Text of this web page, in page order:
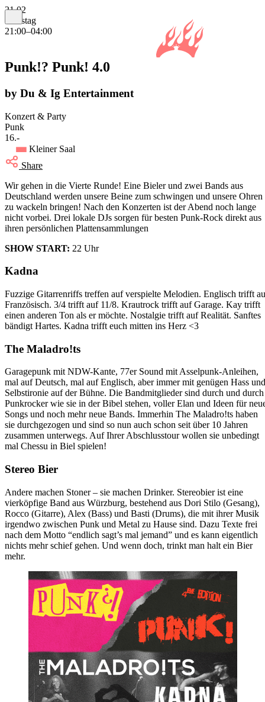
21.02
Samstag
21:00–04:00
Punk!? Punk! 4.0
by Du & Ig Entertainment
Konzert & Party
Punk
16.-
Kleiner Saal
Share
Wir gehen in die Vierte Runde! Eine Bieler und zwei Bands aus
Deutschland werden unsere Beine zum schwingen und unsere Ohren
zu wackeln bringen! Nach den Konzerten ist der Abend noch lange
nicht vorbei. Drei lokale DJs sorgen für besten Punk-Rock direkt aus
ihren persönlichen Plattensammlungen
SHOW START: 22 Uhr
Kadna
Fuzzige Gitarrenriffs treffen auf verspielte Melodien. Englisch trifft
Französisch. 3/4 trifft auf 11/8. Krautrock trifft auf Garage. Kay trifft
einen anderen Ton als er möchte. Nostalgie trifft auf Realität. Sanftes
bändigt Hartes. Kadna trifft euch mitten ins Herz <3
The Maladro!ts
Garagepunk mit NDW-Kante, 77er Sound mit Asselpunk-Anleihen,
mal auf Deutsch, mal auf Englisch, aber immer mit genügen Hass und
Selbstironie auf der Bühne. Die Bandmitglieder sind durch und durch
Punkrocker wie sie in der Bibel stehen, voller Elan und Ideen für
Songs und noch mehr neue Bands. Immerhin The Maladro!ts haben
sie durchgezogen und sind so nun auch schon seit über 10 Jahren
zusammen unterwegs. Auf Ihrer Abschlusstour wollen sie unbedingt
mal Chessu in Biel spielen!
Stereo Bier
Andere machen Stoner – sie machen Drinker. Stereobier ist eine
vierköpfige Band aus Würzburg, bestehend aus Dori Stilo (Gesang),
Rocco (Gitarre), Alex (Bass) und Basti (Drums), die mit ihrer Musik
irgendwo zwischen Punk und Metal zu Hause sind. Dazu Texte frei
nach dem Motto “endlich sagt’s mal jemand” und es kann eigentlich
nichts mehr schief gehen. Und wenn doch, trinkt man halt ein Bier
mehr.